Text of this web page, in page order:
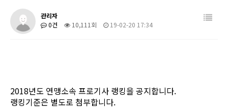
관리자
0건
10,111회 19-02-20 17:34
2018년도 연맹소속 프로기사 랭킹을 공지합니다.
랭킹기준은 별도로 첨부합니다.